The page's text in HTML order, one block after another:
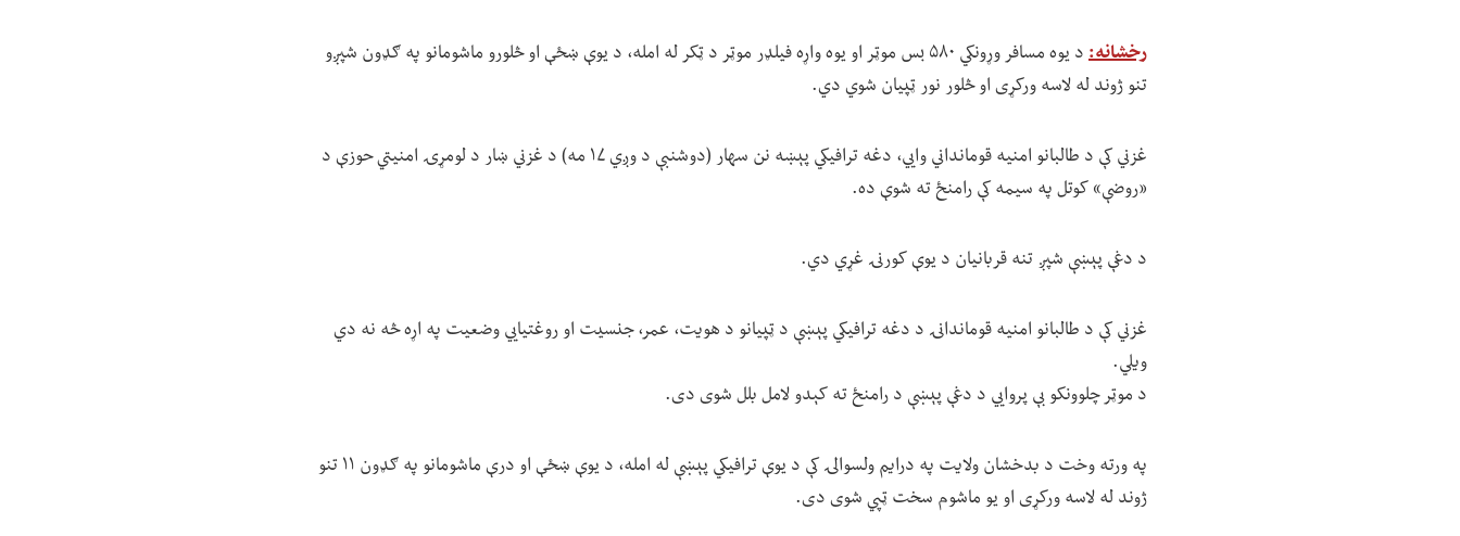
رخشانه:
د یوه مسافر وړونکي ۵۸۰ بس موټر او یوه واړه فیلډر موټر د ټکر له امله، د یوې ښځې او څلورو ماشومانو په ګډون شپږو
تنو ژوند له لاسه ورکړی او څلور نور ټپیان شوي دي.
غزني کې د طالبانو امنیه قومانداني وايي، دغه ترافیکي پېښه نن سهار (دوشنبې د وږي ۱۷ مه) د غزني ښار د لومړۍ امنیتي حوزې د
«روضې» کوتل په سیمه کې رامنځ ته شوې ده.
د دغې پېښې شپږ تنه قربانیان د یوې کورنۍ غړي دي.
غزني کې د طالبانو امنیه قوماندانۍ د دغه ترافیکي پېښې د ټپیانو د هویت، عمر، جنسیت او روغتیايي وضعیت په اړه څه نه دي
ویلي.
د موټر چلوونکو بې پروايي د دغې پېښې د رامنځ ته کېدو لامل بلل شوی دی.
په ورته وخت د بدخشان ولایت په درایم ولسوالۍ کې د یوې ترافیکي پېښې له امله، د یوې ښځې او درې ماشومانو په ګډون ۱۱ تنو
ژوند له لاسه ورکړی او یو ماشوم سخت ټپي شوی دی.